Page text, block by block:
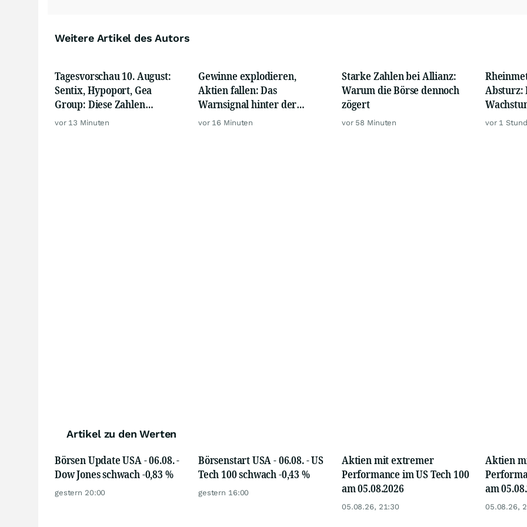
Weitere Artikel des Autors
Tagesvorschau 10. August:
Sentix, Hypoport, Gea
Group: Diese Zahlen
bewegen den Markt am
vor 13 Minuten
Gewinne explodieren,
Aktien fallen: Das
Warnsignal hinter der
ungewöhnlichen
vor 16 Minuten
Starke Zahlen bei Allianz:
Warum die Börse dennoch
zögert
vor 58 Minuten
Absturz:
vor 1
Artikel zu den Werten
Börsen Update USA - 06.08. -
Dow Jones schwach -0,83 %
gestern 20:00
Börsenstart USA - 06.08. - US
Tech 100 schwach -0,43 %
gestern 16:00
Aktien mit extremer
Performance im US Tech 100
am 05.08.2026
05.08.26, 21:30
Aktien
am
05.08.26,